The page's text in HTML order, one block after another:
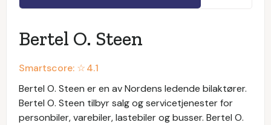
Bertel O. Steen
Smartscore: ☆4.1
Bertel O. Steen er en av Nordens ledende bilaktører.
Bertel O. Steen tilbyr salg og servicetjenester for
personbiler, varebiler, lastebiler og busser. Bertel O.